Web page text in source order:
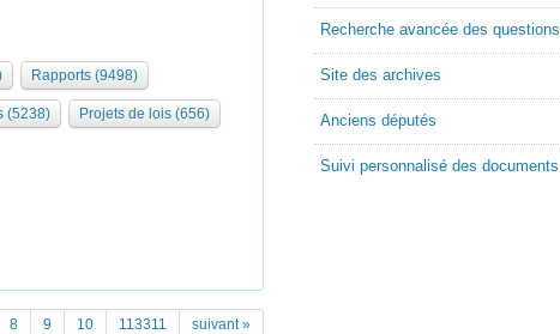
Rapports (9498)
(5238) Projets de lois (656)
8 9 10 113311 suivant »
Recherche avancée des questions
Site des archives
Anciens députés
Suivi personnalisé des documents